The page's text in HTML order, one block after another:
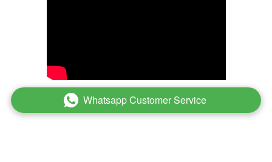
` Whatsapp Customer Service